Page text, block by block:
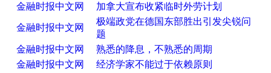
金融时报中文网
加拿大宣布收紧临时外劳计划
金融时报中文网
极端政党在德国东部胜出引发尖锐问
题
金融时报中文网
熟悉的降息，不熟悉的周期
金融时报中文网
经济学家不能过于依赖原则